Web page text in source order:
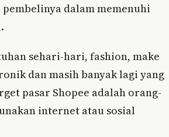
dalam memenuhi
sehari-hari, fashion, make
dan masih banyak lagi yang
pasar Shopee adalah orang-
internet atau sosial